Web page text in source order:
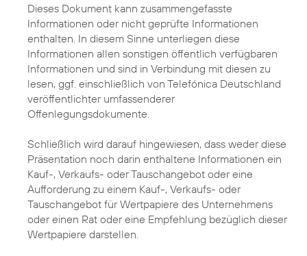
Dieses Dokument kann zusammengefasste
Informationen oder nicht geprüfte Informationen
enthalten. In diesem Sinne unterliegen diese
Informationen allen sonstigen öffentlich verfügbaren
Informationen und sind in Verbindung mit diesen zu
lesen, ggf. einschließlich von Telefónica Deutschland
veröffentlichter umfassenderer
Offenlegungsdokumente.
Schließlich wird darauf hingewiesen, dass weder diese
Präsentation noch darin enthaltene Informationen ein
Kauf-, Verkaufs- oder Tauschangebot oder eine
Aufforderung zu einem Kauf-, Verkaufs- oder
Tauschangebot für Wertpapiere des Unternehmens
oder einen Rat oder eine Empfehlung bezüglich dieser
Wertpapiere darstellen.